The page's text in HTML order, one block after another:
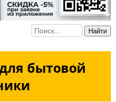
Найти
бытовой